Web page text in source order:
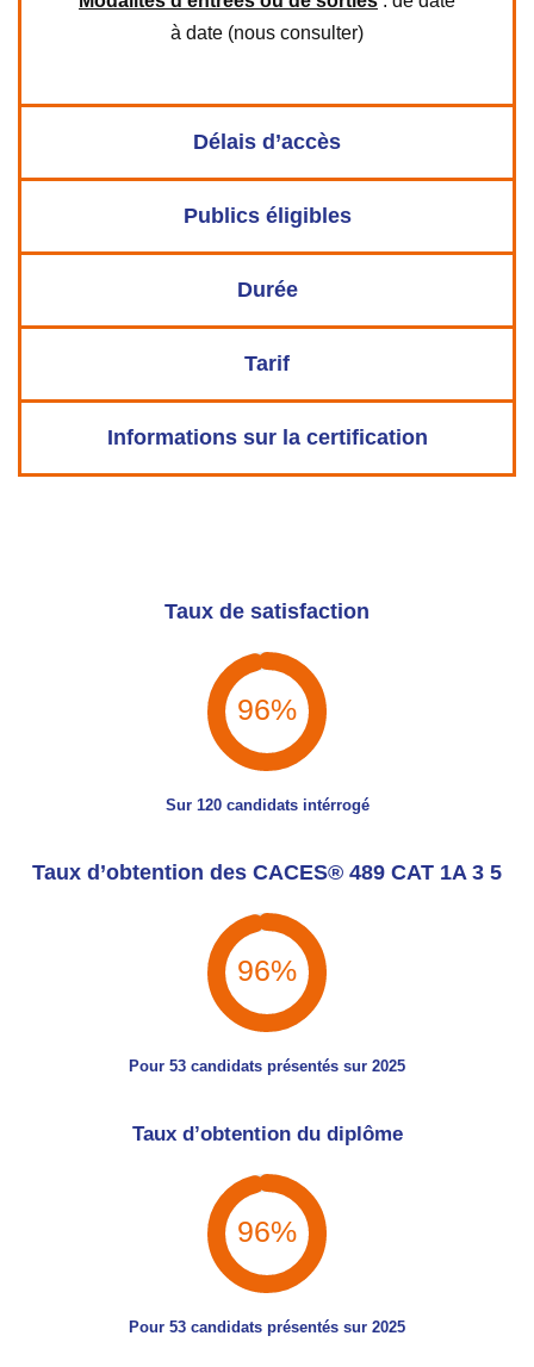
à date (nous consulter)
Délais d’accès
Publics éligibles
Durée
Tarif
Informations sur la certification
Taux de satisfaction
98%
Sur 120 candidats intérrogé
Taux d’obtention des CACES® 489 CAT 1A 3 5
98%
Pour 53 candidats présentés sur 2025
Taux d’obtention du diplôme
98%
Pour 53 candidats présentés sur 2025